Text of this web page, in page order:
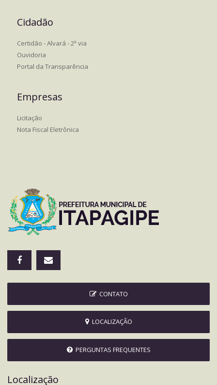
Cidadão
Certidão - Alvará - 2ª via
Ouvidoria
Portal da Transparência
Empresas
Licitação
Nota Fiscal Eletrônica
CONTATO
LOCALIZAÇÃO
PERGUNTAS FREQUENTES
Localização